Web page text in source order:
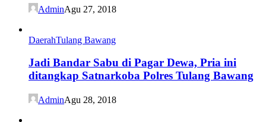
AdminAgu 27, 2018
DaerahTulang Bawang
Jadi Bandar Sabu di Pagar Dewa, Pria ini
ditangkap Satnarkoba Polres Tulang Bawang
AdminAgu 28, 2018